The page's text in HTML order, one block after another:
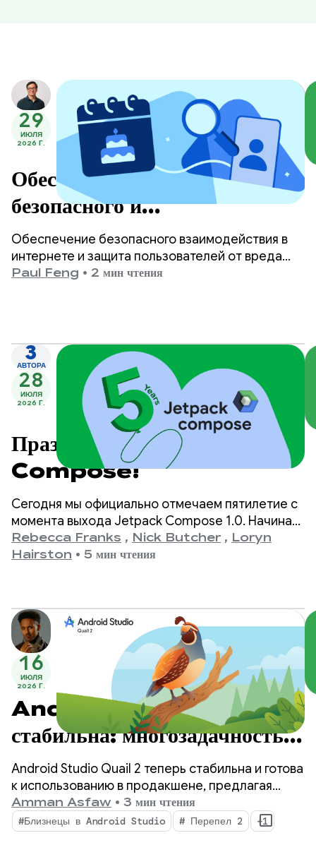
29
ИЮЛЯ
2026 Г.
Обеспечение более
безопасного и
соответствующего возрасту
контента в Google Play.
Обеспечение безопасного взаимодействия в
интернете и защита пользователей от вреда
являются одними из главных приоритетов
Paul Feng • 2 мин чтения
3
АВТОРА
28
ИЮЛЯ
2026 Г.
Празднуем 5 лет Jetpack
Compose!
Сегодня мы официально отмечаем пятилетие с
момента выхода Jetpack Compose 1.0. Начиная
с версии 1.0, анонсированной 28 июля 2021 года,
и заканчивая нашей последней версией 1.11, мы
Rebecca Franks , Nick Butcher , Loryn
Hairston • 5 мин чтения
16
ИЮЛЯ
2026 Г.
Android Studio Quail 2
стабильна: многозадачность с
помощью агента
искусственного интеллекта
Android Studio.
Android Studio Quail 2 теперь стабильна и готова
к использованию в продакшене, предлагая
вашему IDE новые возможности благодаря
параллельным агентным рабочим процессам,
встроенному профилированию утечек памяти и
Amman Asfaw • 3 мин чтения
#Близнецы в Android Studio # Перепел 2 +1